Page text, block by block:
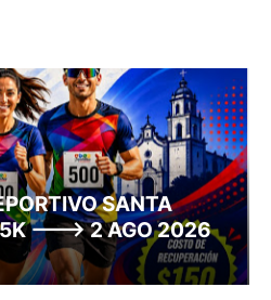
SANTA
5K ---> 2 AGO 2026